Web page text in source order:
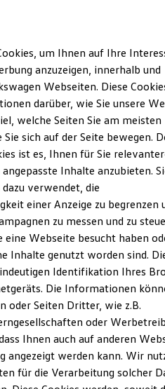
ID. Modelle
Winter
6
und Updates
Ihrem ID.
um Ihnen auf Ihre
anzuzeigen, innerhalb und
Webseiten. Diese
darüber, wie Sie unsere
welche Seiten Sie am meisten
sich auf der Seite bewegen.
ist es, Ihnen für Sie
Inhalte anzubieten.
verwendet, die
einer Anzeige zu begrenzen
zu messen und zu
eine Webseite besucht haben
Inhalte genutzt worden sind.
Identifikation Ihres
Die Informationen
oder Seiten Dritter, wie z.B.
oder
Ihnen auch auf anderen
angezeigt werden kann. Wir
für die Verarbeitung solcher